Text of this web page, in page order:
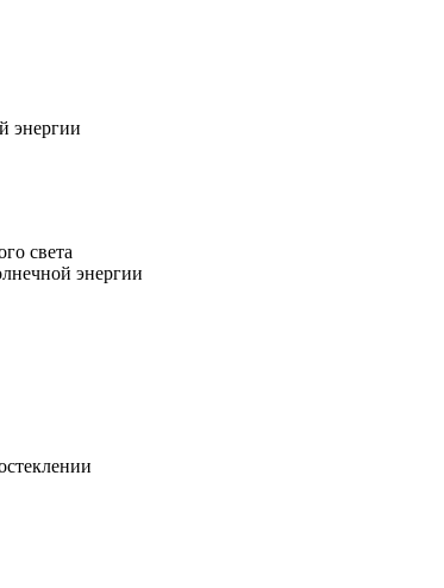
энергии
света
энергии